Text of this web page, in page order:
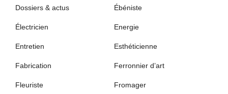
Dossiers & actus Ébéniste
Électricien Energie
Entretien Esthéticienne
Fabrication Ferronnier d’art
Fleuriste Fromager